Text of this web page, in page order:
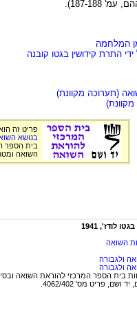
187-188).
המלחמה
התרת קידושין בגטו קובנה
(תערוכה מקוונת)
פריט זה
בנושא
בית הספר
השואה
לודז', 1941
השואה
ולגבורה
ולגבורה